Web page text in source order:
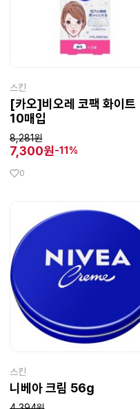
스킨
[카오]비오레 코팩 화이트
10매입
8,281원
7,300원-11%
0
스킨
니베아 크림 56g